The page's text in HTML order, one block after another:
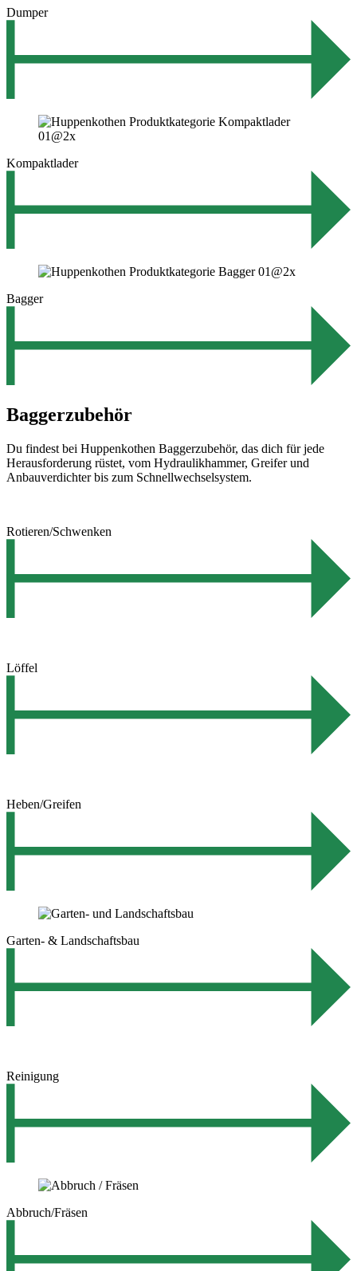
Dumper
Kompaktlader
Bagger
Baggerzubehör
Du findest bei Huppenkothen Baggerzubehör, das dich für jede
Herausforderung rüstet, vom Hydraulikhammer, Greifer und
Anbauverdichter bis zum Schnellwechselsystem.
Rotieren/Schwenken
Löffel
Heben/Greifen
Garten- & Landschaftsbau
Reinigung
Abbruch/Fräsen